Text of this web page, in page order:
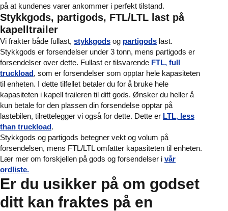
på at kundenes varer ankommer i perfekt tilstand.
Stykkgods, partigods, FTL/LTL last på
kapelltrailer
Vi frakter både fullast, stykkgods og partigods last.
Stykkgods er forsendelser under 3 tonn, mens partigods er
forsendelser over dette. Fullast er tilsvarende FTL, full
truckload, som er forsendelser som opptar hele kapasiteten
til enheten. I dette tilfellet betaler du for å bruke hele
kapasiteten i kapell traileren til ditt gods. Ønsker du heller å
kun betale for den plassen din forsendelse opptar på
lastebilen, tilrettelegger vi også for dette. Dette er LTL, less
than truckload.
Stykkgods og partigods betegner vekt og volum på
forsendelsen, mens FTL/LTL omfatter kapasiteten til enheten.
Lær mer om forskjellen på gods og forsendelser i vår
ordliste.
Er du usikker på om godset
ditt kan fraktes på en